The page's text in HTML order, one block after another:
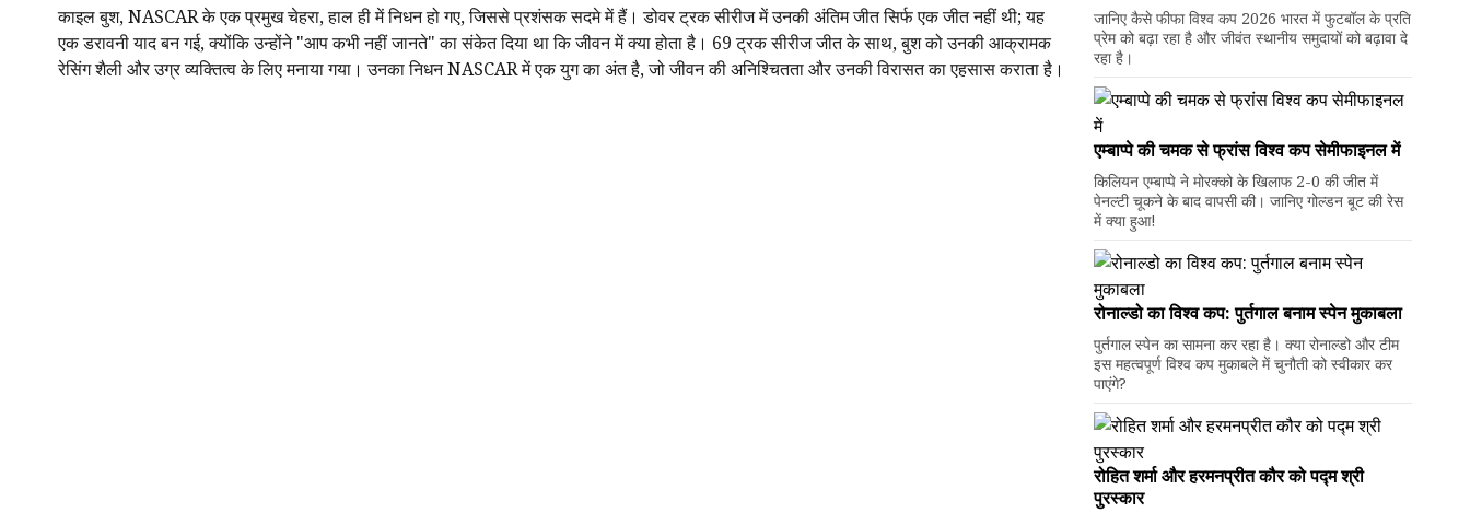
काइल बुश, NASCAR के एक प्रमुख चेहरा, हाल ही में निधन हो गए, जिससे प्रशंसक सदमे में हैं। डोवर ट्रक सीरीज में उनकी अंतिम जीत सिर्फ एक जीत नहीं थी; यह
एक डरावनी याद बन गई, क्योंकि उन्होंने "आप कभी नहीं जानते" का संकेत दिया था कि जीवन में क्या होता है। 69 ट्रक सीरीज जीत के साथ, बुश को उनकी आक्रामक
रेसिंग शैली और उग्र व्यक्तित्व के लिए मनाया गया। उनका निधन NASCAR में एक युग का अंत है, जो जीवन की अनिश्चितता और उनकी विरासत का एहसास कराता है।
जानिए कैसे फीफा विश्व कप 2026 भारत में फुटबॉल के प्रति
प्रेम को बढ़ा रहा है और जीवंत स्थानीय समुदायों को बढ़ावा दे
रहा है।
एम्बाप्पे की चमक से फ्रांस विश्व कप सेमीफाइनल में
किलियन एम्बाप्पे ने मोरक्को के खिलाफ 2-0 की जीत में
पेनल्टी चूकने के बाद वापसी की। जानिए गोल्डन बूट की रेस
में क्या हुआ!
रोनाल्डो का विश्व कप: पुर्तगाल बनाम स्पेन मुकाबला
पुर्तगाल स्पेन का सामना कर रहा है। क्या रोनाल्डो और टीम
इस महत्वपूर्ण विश्व कप मुकाबले में चुनौती को स्वीकार कर
पाएंगे?
रोहित शर्मा और हरमनप्रीत कौर को पद्म श्री
पुरस्कार